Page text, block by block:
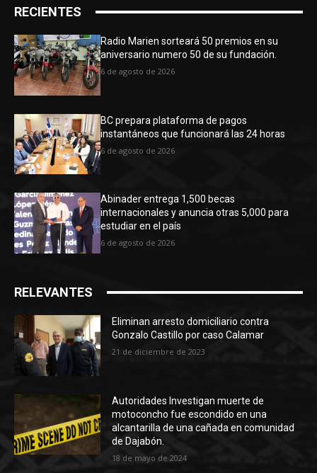
RECIENTES
Radio Marien sorteará 50 premios en su
aniversario numero 50 de su fundación.
6 de agosto de 2026
BC prepara plataforma de pagos
instantáneos que funcionará las 24 horas
6 de agosto de 2026
Abinader entrega 1,500 becas
internacionales y anuncia otras 5,000 para
estudiar en el país
6 de agosto de 2026
RELEVANTES
Eliminan arresto domiciliario contra
Gonzalo Castillo por caso Calamar
21 de diciembre de 2023
Autoridades Investigan muerte de
motoconcho fue escondido en una
alcantarilla de una cañada en comunidad
de Dajabón.
18 de mayo de 2024